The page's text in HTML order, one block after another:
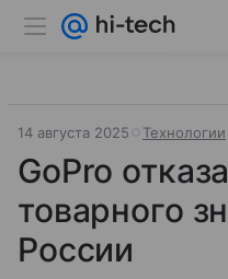
14 августа 2025 Технологии
GoPro
товарного
России